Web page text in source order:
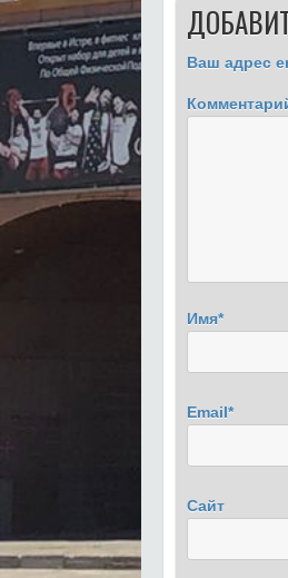
Ваш адрес
Имя*
Email*
Сайт